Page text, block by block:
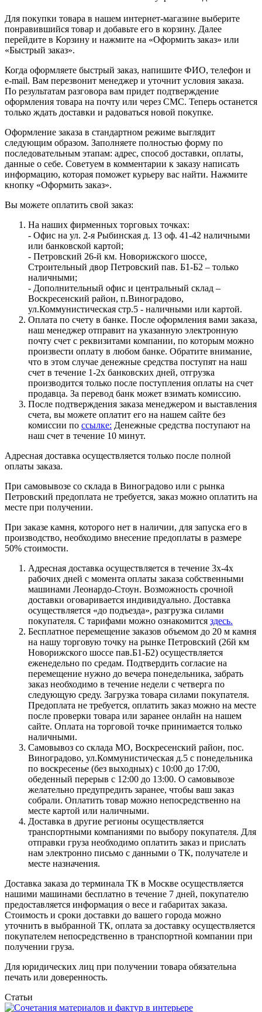
Для покупки товара в нашем интернет-магазине выберите
понравившийся товар и добавьте его в корзину. Далее
перейдите в Корзину и нажмите на «Оформить заказ» или
«Быстрый заказ».
Когда оформляете быстрый заказ, напишите ФИО, телефон и
e-mail. Вам перезвонит менеджер и уточнит условия заказа.
По результатам разговора вам придет подтверждение
оформления товара на почту или через СМС. Теперь останется
только ждать доставки и радоваться новой покупке.
Оформление заказа в стандартном режиме выглядит
следующим образом. Заполняете полностью форму по
последовательным этапам: адрес, способ доставки, оплаты,
данные о себе. Советуем в комментарии к заказу написать
информацию, которая поможет курьеру вас найти. Нажмите
кнопку «Оформить заказ».
Вы можете оплатить свой заказ:
На наших фирменных торговых точках:
- Офис на ул. 2-я Рыбинская д. 13 оф. 41-42 наличными
или банковской картой;
- Петровский 26-й км. Новорижского шоссе,
Строительный двор Петровский пав. Б1-Б2 – только
наличными;
- Дополнительный офис и центральный склад –
Воскресенский район, п.Виноградово,
ул.Коммунистическая стр.5 - наличными или картой.
Оплата по счету в банке. После оформления вами заказа,
наш менеджер отправит на указанную электронную
почту счет с реквизитами компании, по которым можно
произвести оплату в любом банке. Обратите внимание,
что в этом случае денежные средства поступят на наш
счет в течение 1-2х банковских дней, отгрузка
производится только после поступления оплаты на счет
продавца. За перевод банк может взимать комиссию.
После подтверждения заказа менеджером и выставления
счета, вы можете оплатит его на нашем сайте без
комиссии по ссылке: Денежные средства поступают на
наш счет в течение 10 минут.
Адресная доставка осуществляется только после полной
оплаты заказа.
При самовывозе со склада в Виноградово или с рынка
Петровский предоплата не требуется, заказ можно оплатить на
месте при получении.
При заказе камня, которого нет в наличии, для запуска его в
производство, необходимо внесение предоплаты в размере
50% стоимости.
Адресная доставка осуществляется в течение 3х-4х
рабочих дней с момента оплаты заказа собственными
машинами Леонардо-Стоун. Возможность срочной
доставки оговаривается индивидуально. Доставка
осуществляется «до подъезда», разгрузка силами
покупателя. С тарифами можно ознакомится здесь.
Бесплатное перемещение заказов объемом до 20 м камня
на нашу торговую точку на рынке Петровский (26й км
Новорижского шоссе пав.Б1-Б2) осуществляется
еженедельно по средам. Подтвердить согласие на
перемещение нужно до вечера понедельника, забрать
заказ необходимо в течение недели с четверга по
следующую среду. Загрузка товара силами покупателя.
Предоплата не требуется, оплатить заказ можно на месте
после проверки товара или заранее онлайн на нашем
сайте. Оплата на торговой точке принимается только
наличными.
Самовывоз со склада МО, Воскресенский район, пос.
Виноградово, ул.Коммунистическая д.5 с понедельника
по воскресенье (без выходных) с 10:00 до 17:00,
обеденный перерыв с 12:00 до 13:00. О самовывозе
желательно предупредить заранее, чтобы ваш заказ
собрали. Оплатить товар можно непосредственно на
месте картой или наличными.
Доставка в другие регионы осуществляется
транспортными компаниями по выбору покупателя. Для
отправки груза необходимо оплатить заказ и прислать
нам электронно письмо с данными о ТК, получателе и
месте назначения.
Доставка заказа до терминала ТК в Москве осуществляется
нашими машинами бесплатно в течение 7 дней, покупателю
предоставляется информация о весе и габаритах заказа.
Стоимость и сроки доставки до вашего города можно
уточнить в выбранной ТК, оплата за доставку осуществляется
покупателем непосредственно в транспортной компании при
получении груза.
Для юридических лиц при получении товара обязательна
печать или доверенность.
Статьи